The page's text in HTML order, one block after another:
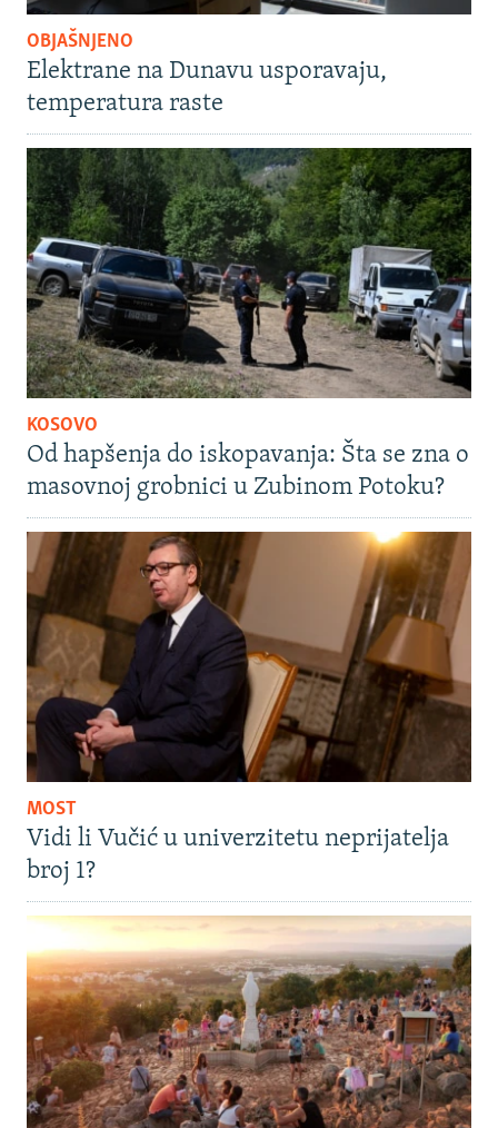
OBJAŠNJENO
Elektrane na Dunavu usporavaju,
temperatura raste
KOSOVO
Od hapšenja do iskopavanja: Šta se zna o
masovnoj grobnici u Zubinom Potoku?
MOST
Vidi li Vučić u univerzitetu neprijatelja
broj 1?